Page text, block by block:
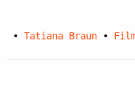
• Tatiana Braun •